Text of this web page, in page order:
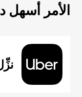
الأمر أسهل